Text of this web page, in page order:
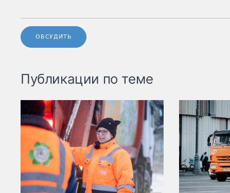
ОБСУДИТЬ
Публикации по теме